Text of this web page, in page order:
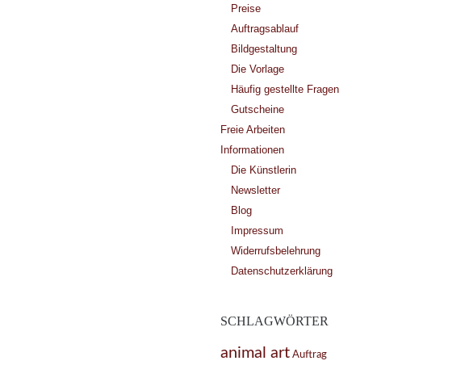
Preise
Auftragsablauf
Bildgestaltung
Die Vorlage
Häufig gestellte Fragen
Gutscheine
Freie Arbeiten
Informationen
Die Künstlerin
Newsletter
Blog
Impressum
Widerrufsbelehrung
Datenschutzerklärung
SCHLAGWÖRTER
animal art Auftrag